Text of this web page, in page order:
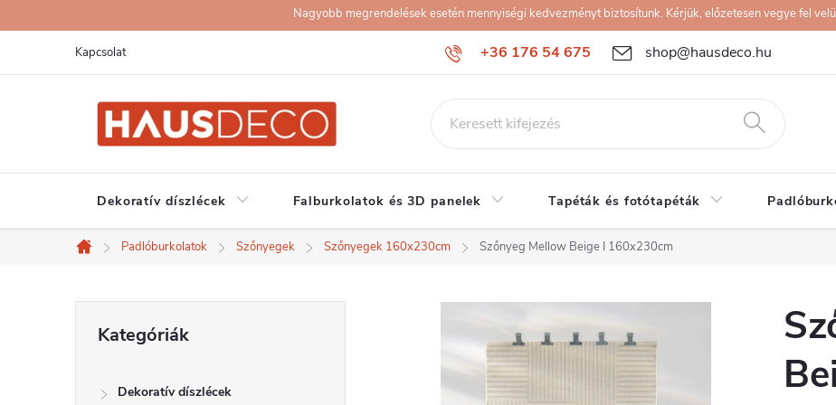
a
Nagyobb megrendelések esetén mennyiségi kedvezményt biztosítunk. Kérjük, előzetesen vegye fel
+36 176 54 675 shop@hausdeco.hu
Kapcsolat
Dekoratív díszlécek Falburkolatok és 3D panelek Tapéták és fotótapéták
Kezdőlap
Padlóburkolatok Szőnyegek Szőnyegek 160x230cm Szőnyeg Mellow Beige I 160x230cm
O
átugrása
Kategóriák
Dekoratív díszlécek